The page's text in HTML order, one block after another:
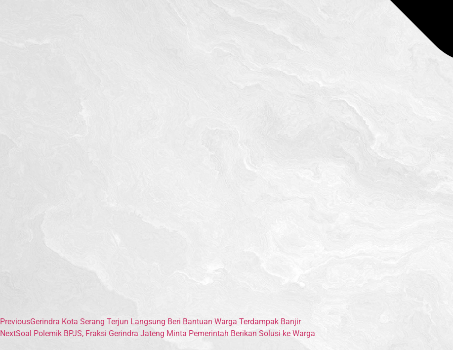
PreviousGerindra Kota Serang Terjun Langsung Beri Bantuan Warga Terdampak Banjir
NextSoal Polemik BPJS, Fraksi Gerindra Jateng Minta Pemerintah Berikan Solusi ke Warga